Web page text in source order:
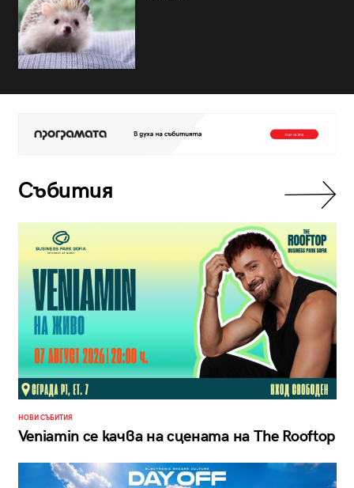
Събития
НОВИ СЪБИТИЯ
Veniamin се качва на сцената на The Rooftop